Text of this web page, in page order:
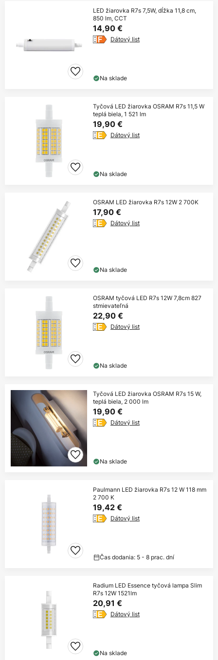
LED žiarovka R7s 7,5W, dĺžka 11,8 cm,
850 lm, CCT
14,90 €
Dátový list
Na sklade
Tyčová LED žiarovka OSRAM R7s 11,5 W
teplá biela, 1 521 lm
19,90 €
Dátový list
Na sklade
OSRAM LED žiarovka R7s 12W 2 700K
17,90 €
Dátový list
Na sklade
OSRAM tyčová LED R7s 12W 7,8cm 827
stmievateľná
22,90 €
Dátový list
Na sklade
Tyčová LED žiarovka OSRAM R7s 15 W,
teplá biela, 2 000 lm
19,90 €
Dátový list
Na sklade
Paulmann LED žiarovka R7s 12 W 118 mm
2 700 K
19,42 €
Dátový list
Čas dodania: 5 - 8 prac. dní
Radium LED Essence tyčová lampa Slim
R7s 12W 1521lm
20,91 €
Dátový list
Na sklade